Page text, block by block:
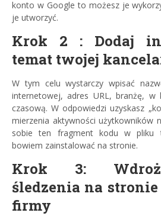
konto w Google to możesz je
je utworzyć.
Krok 2 : Dodaj
temat twojej
W tym celu wystarczy wpisać
internetowej, adres URL, branżę, w
czasową. W odpowiedzi uzyskasz
mierzenia aktywności użytkowników
sobie ten fragment kodu w pliku
bowiem zainstalować na stronie.
Krok 3:
śledzenia na
firmy